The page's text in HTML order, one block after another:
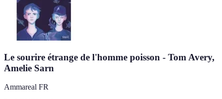
Le sourire étrange de l'homme poisson - Tom Avery,
Amelie Sarn
Ammareal FR